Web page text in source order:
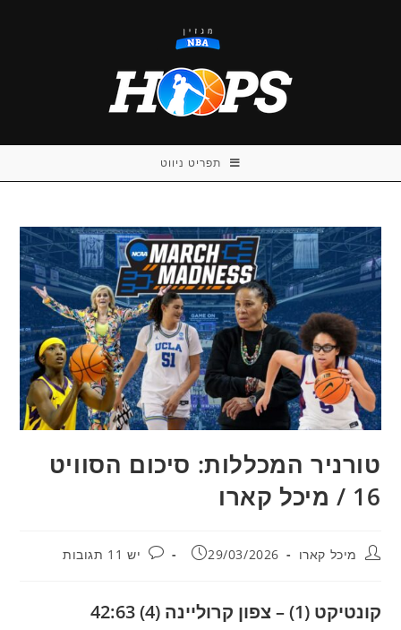
תפריט ניווט
טורניר המכללות: סיכום הסוויט
16 / מיכל קארו
מחבר:מיכל קארו פורסם:
29/03/2026 תגובות:
יש 11 תגובות
קונטיקט (1) – צפון קרוליינה (4) 42:63